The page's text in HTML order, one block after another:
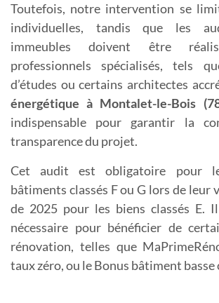
Toutefois, notre intervention se
individuelles, tandis que les
immeubles doivent être
professionnels spécialisés, tels
d’études ou certains architectes
énergétique à Montalet-le-Bois
indispensable pour garantir la
transparence du projet.
Cet audit est obligatoire pour
bâtiments classés F ou G lors de leur
de 2025 pour les biens classés E.
nécessaire pour bénéficier de
rénovation, telles que
taux zéro, ou le Bonus bâtiment